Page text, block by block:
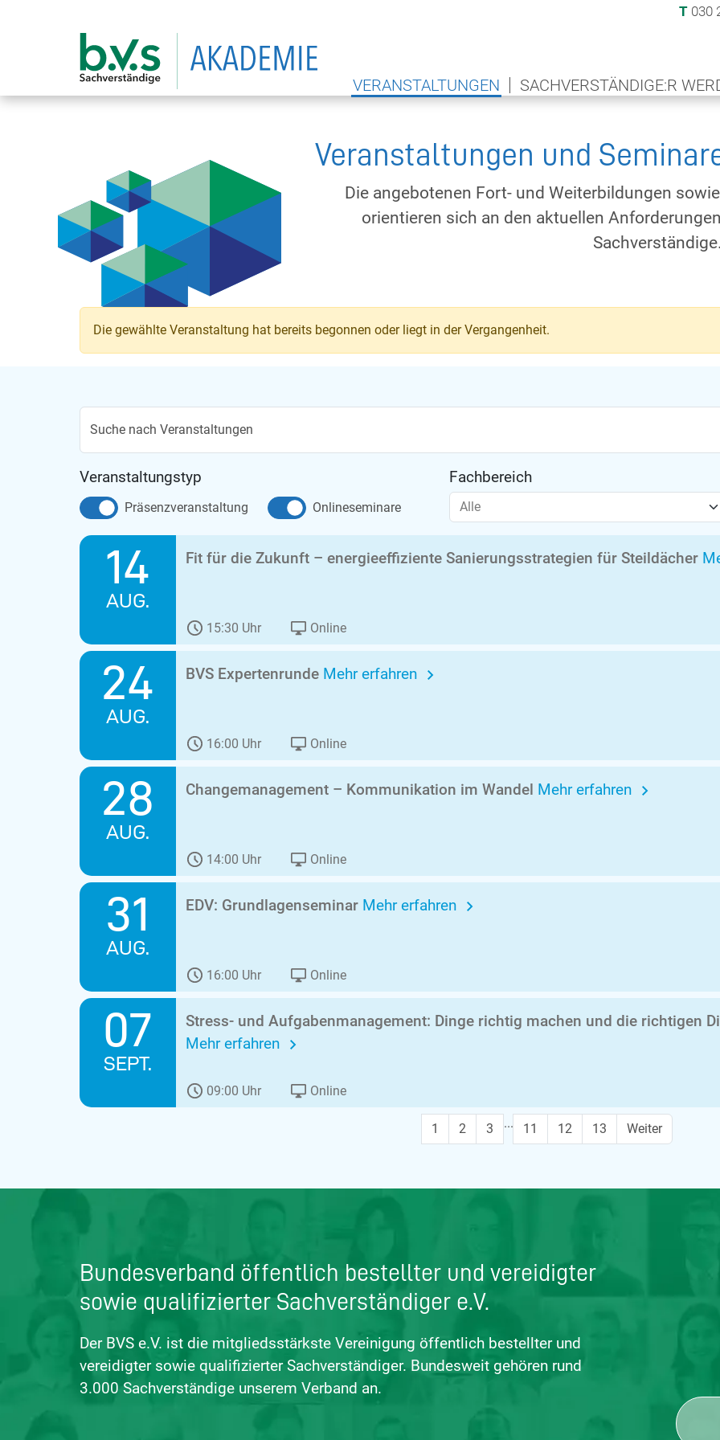
T 030
VERANSTALTUNGEN SACHVERSTÄNDIGE:R
Veranstaltungen und
Die angebotenen Fort- und Weiterbildungen
orientieren sich an den aktuellen
Sachverständige.
Die gewählte Veranstaltung hat bereits begonnen oder liegt in der Vergangenheit.
Suche nach Veranstaltungen
Veranstaltungstyp
Präsenzveranstaltung Onlineseminare
Fachbereich
Alle
14
AUG.
Fit für die Zukunft – energieeffiziente Sanierungsstrategien für Steildächer
15:30 Uhr Online
24
AUG.
BVS Expertenrunde Mehr erfahren
16:00 Uhr Online
28
AUG.
Changemanagement – Kommunikation im Wandel Mehr erfahren
14:00 Uhr Online
31
AUG.
EDV: Grundlagenseminar Mehr erfahren
16:00 Uhr Online
07
SEPT.
Stress- und Aufgabenmanagement: Dinge richtig machen und die richtigen
Mehr erfahren
09:00 Uhr Online
1 2 3 ... 11 12 13 Weiter
Bundesverband öffentlich bestellter und vereidigter
sowie qualifizierter Sachverständiger e.V.
Der BVS e.V. ist die mitgliedsstärkste Vereinigung öffentlich bestellter und
vereidigter sowie qualifizierter Sachverständiger. Bundesweit gehören rund
3.000 Sachverständige unserem Verband an.